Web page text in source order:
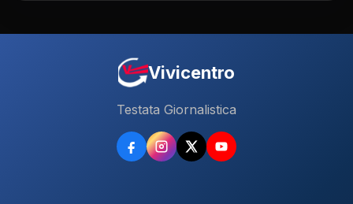
Vivicentro
Testata Giornalistica